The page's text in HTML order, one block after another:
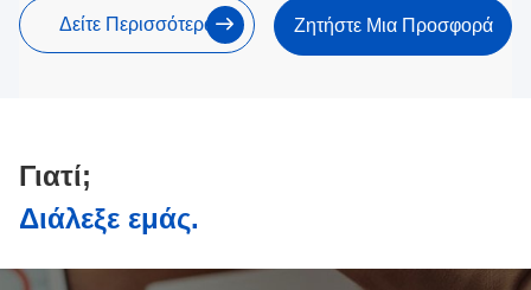
Δείτε Περισσότερα Ζητήστε Μια Προσφορά
Γιατί;
Διάλεξε εμάς.